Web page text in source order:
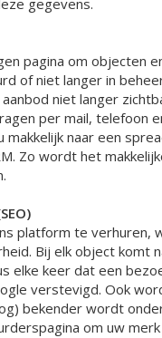
gegevens.
pagina om objecten
of niet langer in
niet langer
per mail, telefoon
naar een
Zo wordt het
platform te verhuren,
Bij elk object komt
elke keer dat een
verstevigd. Ook
bekender wordt
om uw